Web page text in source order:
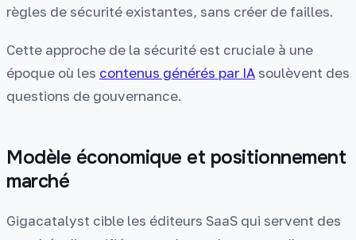
règles de sécurité existantes, sans créer de failles.
Cette approche de la sécurité est cruciale à une
époque où les contenus générés par IA soulèvent des
questions de gouvernance.
Modèle économique et positionnement
marché
Gigacatalyst cible les éditeurs SaaS qui servent des